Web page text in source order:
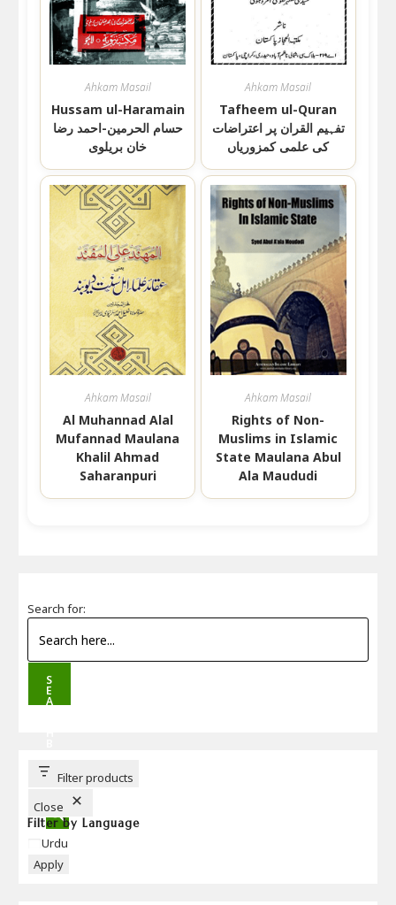
Ahkam Masail
Hussam ul-Haramain
حسام الحرمين-احمد رضا
خان بریلوی
Ahkam Masail
Tafheem ul-Quran
تفہیم القران پر اعتراضات
کی علمی کمزوریاں
Ahkam Masail
Al Muhannad Alal
Mufannad Maulana
Khalil Ahmad
Saharanpuri
Ahkam Masail
Rights of Non-
Muslims in Islamic
State Maulana Abul
Ala Maududi
Search for:
S
E
A
T
T
Filter products
Close
Filter by Language
Language
Urdu
Apply